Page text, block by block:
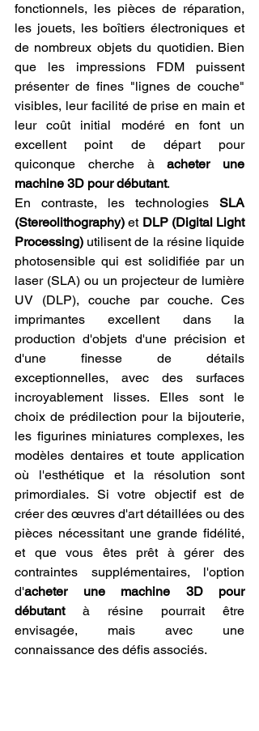
fonctionnels, les pièces de réparation,
les jouets, les boîtiers électroniques et
de nombreux objets du quotidien. Bien
que les impressions FDM puissent
présenter de fines "lignes de couche"
visibles, leur facilité de prise en main et
leur coût initial modéré en font un
excellent point de départ pour
quiconque cherche à acheter une
machine 3D pour débutant.
En contraste, les technologies SLA
(Stereolithography) et DLP (Digital Light
Processing) utilisent de la résine liquide
photosensible qui est solidifiée par un
laser (SLA) ou un projecteur de lumière
UV (DLP), couche par couche. Ces
imprimantes excellent dans la
production d'objets d'une précision et
d'une finesse de détails
exceptionnelles, avec des surfaces
incroyablement lisses. Elles sont le
choix de prédilection pour la bijouterie,
les figurines miniatures complexes, les
modèles dentaires et toute application
où l'esthétique et la résolution sont
primordiales. Si votre objectif est de
créer des œuvres d'art détaillées ou des
pièces nécessitant une grande fidélité,
et que vous êtes prêt à gérer des
contraintes supplémentaires, l'option
d'acheter une machine 3D pour
débutant à résine pourrait être
envisagée, mais avec une
connaissance des défis associés.